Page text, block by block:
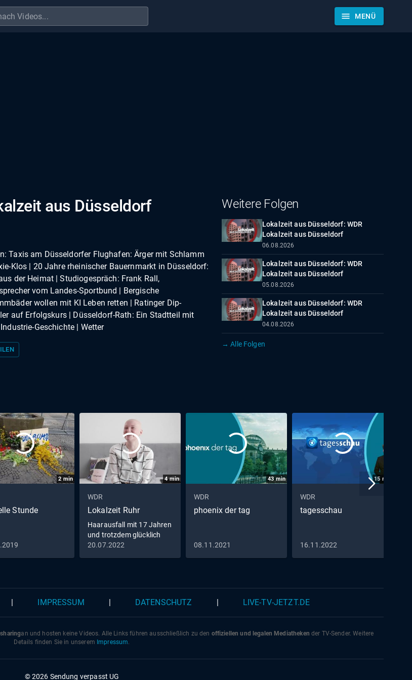
menu MENÜ
aus Düsseldorf
Taxis am Düsseldorfer Flughafen: Ärger mit Schlamm
Klos | 20 Jahre rheinischer Bauernmarkt in Düsseldorf:
der Heimat | Studiogespräch: Frank Rall,
vom Landes-Sportbund | Bergische
wollen mit KI Leben retten | Ratinger Dip-
auf Erfolgskurs | Düsseldorf-Rath: Ein Stadtteil mit
Geschichte | Wetter
Weitere Folgen
Lokalzeit aus Düsseldorf: WDR
Lokalzeit aus Düsseldorf
06.08.2026
Lokalzeit aus Düsseldorf: WDR
Lokalzeit aus Düsseldorf
05.08.2026
Lokalzeit aus Düsseldorf: WDR
Lokalzeit aus Düsseldorf
04.08.2026
→ Alle Folgen
2 min
Stunde
4min
WDR
Lokalzeit Ruhr
Haarausfall mit 17 Jahren
und trotzdem glücklich
20.07.2022
43min
WDR
phoenix der tag
08.11.2021
15 min
WDR
tagesschau
16.11.2022
IMPRESSUM DATENSCHUTZ LIVE-TV-JETZT.DE
an und hosten keine Videos. Alle Links führen ausschließlich zu den offiziellen und legalen Mediatheken der TV-Sender. Weitere
Details finden Sie in unserem Impressum.
© 2026 Sendung verpasst UG